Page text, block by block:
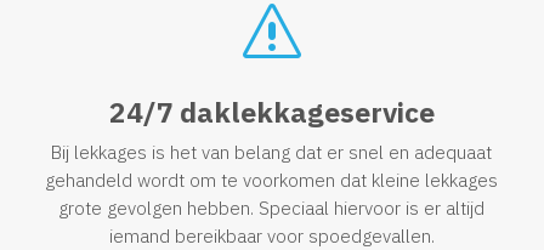
s
24/7 daklekkageservice
Bij lekkages is het van belang dat er snel en adequaat
gehandeld wordt om te voorkomen dat kleine lekkages
grote gevolgen hebben. Speciaal hiervoor is er altijd
iemand bereikbaar voor spoedgevallen.